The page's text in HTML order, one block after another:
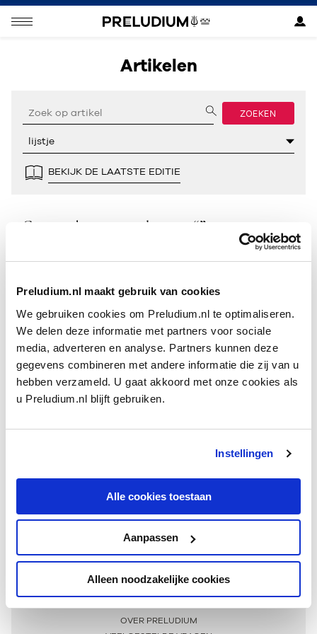
Preludium.nl maakt gebruik van cookies
We gebruiken cookies om Preludium.nl te optimaliseren.
We delen deze informatie met partners voor sociale
media, adverteren en analyse. Partners kunnen deze
gegevens combineren met andere informatie die zij van u
hebben verzameld. U gaat akkoord met onze cookies als
u Preludium.nl blijft gebruiken.
Instellingen
Alle cookies toestaan
Aanpassen
Alleen noodzakelijke cookies
Artikelen
ZOEKEN
BEKIJK DE LAATSTE EDITIE
Geen resultaten gevonden voor “”.
Meer informatie
OVER PRELUDIUM